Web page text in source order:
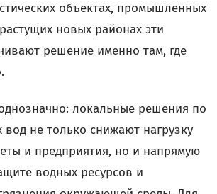
объектах, промышленных
новых районах эти
решение именно там, где
локальные решения по
вод не только снижают нагрузку
и предприятия, но и напрямую
водных ресурсов и